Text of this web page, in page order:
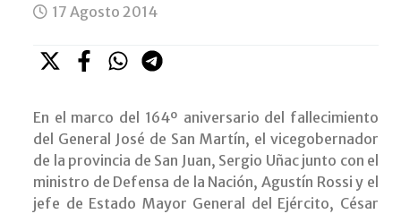
17 Agosto 2014
En el marco del 164º aniversario del fallecimiento
del General José de San Martín, el vicegobernador
de la provincia de San Juan, Sergio Uñac junto con el
ministro de Defensa de la Nación, Agustín Rossi y el
jefe de Estado Mayor General del Ejército, César